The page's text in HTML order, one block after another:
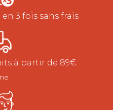
3 fois sans frais
à partir de 89€